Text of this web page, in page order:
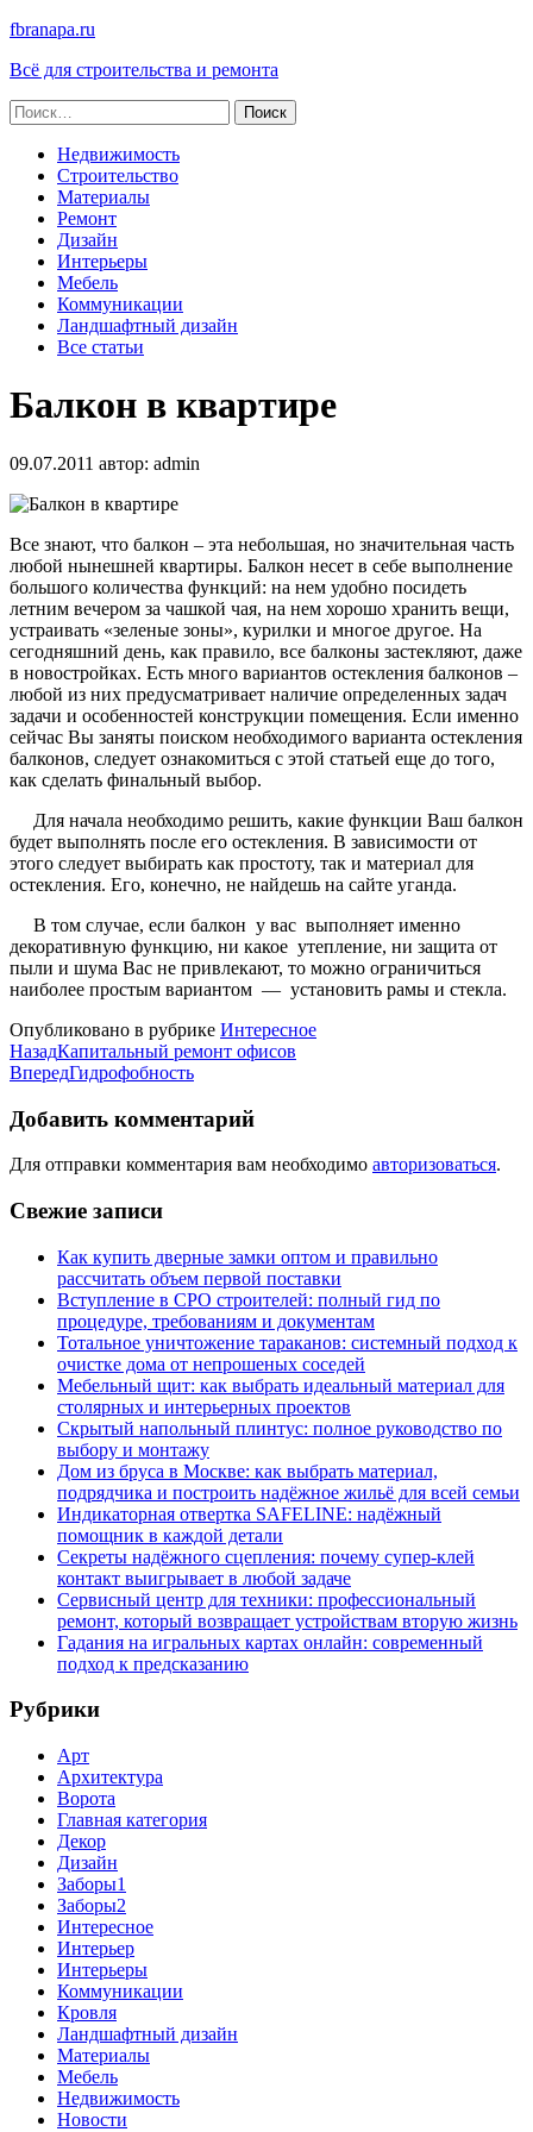
fbranapa.ru
Всё для строительства и ремонта
Найти:
Недвижимость
Строительство
Материалы
Ремонт
Дизайн
Интерьеры
Мебель
Коммуникации
Ландшафтный дизайн
Все статьи
Балкон в квартире
09.07.2011 автор: admin
Все знают, что балкон – эта небольшая, но значительная часть
любой нынешней квартиры. Балкон несет в себе выполнение
большого количества функций: на нем удобно посидеть
летним вечером за чашкой чая, на нем хорошо хранить вещи,
устраивать «зеленые зоны», курилки и многое другое. На
сегодняшний день, как правило, все балконы застекляют, даже
в новостройках. Есть много вариантов остекления балконов –
любой из них предусматривает наличие определенных задач
задачи и особенностей конструкции помещения. Если именно
сейчас Вы заняты поиском необходимого варианта остекления
балконов, следует ознакомиться с этой статьей еще до того,
как сделать финальный выбор.
Для начала необходимо решить, какие функции Ваш балкон
будет выполнять после его остекления. В зависимости от
этого следует выбирать как простоту, так и материал для
остекления. Его, конечно, не найдешь на сайте уганда.
В том случае, если балкон у вас выполняет именно
декоративную функцию, ни какое утепление, ни защита от
пыли и шума Вас не привлекают, то можно ограничиться
наиболее простым вариантом — установить рамы и стекла.
Опубликовано в рубрике Интересное
НазадКапитальный ремонт офисов
ВпередГидрофобность
Добавить комментарий
Для отправки комментария вам необходимо авторизоваться.
Свежие записи
Как купить дверные замки оптом и правильно
рассчитать объем первой поставки
Вступление в СРО строителей: полный гид по
процедуре, требованиям и документам
Тотальное уничтожение тараканов: системный подход к
очистке дома от непрошеных соседей
Мебельный щит: как выбрать идеальный материал для
столярных и интерьерных проектов
Скрытый напольный плинтус: полное руководство по
выбору и монтажу
Дом из бруса в Москве: как выбрать материал,
подрядчика и построить надёжное жильё для всей семьи
Индикаторная отвертка SAFELINE: надёжный
помощник в каждой детали
Секреты надёжного сцепления: почему супер‑клей
контакт выигрывает в любой задаче
Сервисный центр для техники: профессиональный
ремонт, который возвращает устройствам вторую жизнь
Гадания на игральных картах онлайн: современный
подход к предсказанию
Рубрики
Арт
Архитектура
Ворота
Главная категория
Декор
Дизайн
Заборы1
Заборы2
Интересное
Интерьер
Интерьеры
Коммуникации
Кровля
Ландшафтный дизайн
Материалы
Мебель
Недвижимость
Новости